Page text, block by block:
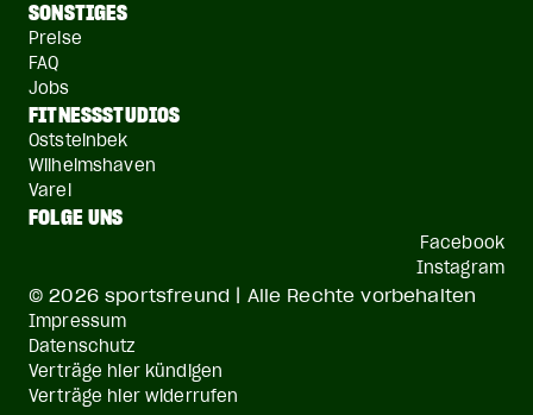
SONSTIGES
Preise
FAQ
Jobs
FITNESSSTUDIOS
Oststeinbek
Wilhelmshaven
Varel
FOLGE UNS
Facebook
Instagram
© 2026 sportsfreund | Alle Rechte vorbehalten
Impressum
Datenschutz
Verträge hier kündigen
Verträge hier widerrufen